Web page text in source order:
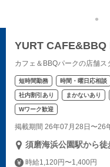
YURT CAFE&BBQ
カフェ＆BBQパークの店舗ス
短時間勤務 時間・曜日応相談
社内割引あり まかないあり
Wワーク歓迎
掲載期間 26年07月28日〜26
須磨海浜公園駅から徒
時給1,120円〜1,400円